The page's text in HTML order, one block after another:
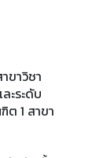
ขาวิชา
ะระดับ
1 สาขา